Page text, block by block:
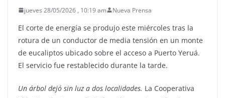
jueves 28/05/2026 , 10:19 am Nueva Prensa
El corte de energía se produjo este miércoles tras la
rotura de un conductor de media tensión en un monte
de eucaliptos ubicado sobre el acceso a Puerto Yeruá.
El servicio fue restablecido durante la tarde.
Un árbol dejó sin luz a dos localidades. La Cooperativa